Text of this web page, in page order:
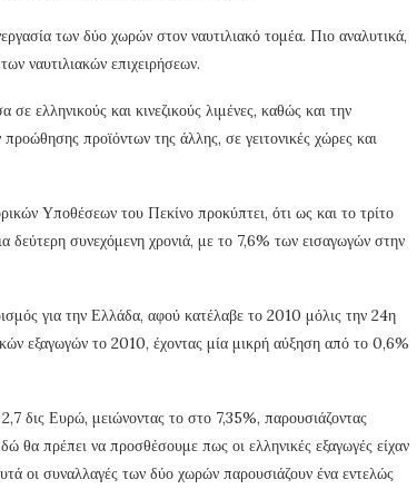
των δύο χωρών στον ναυτιλιακό τομέα. Πιο αναλυτικά,
ναυτιλιακών επιχειρήσεων.
ελληνικούς και κινεζικούς λιμένες, καθώς και την
προϊόντων της άλλης, σε γειτονικές χώρες και
Υποθέσεων του Πεκίνο προκύπτει, ότι ως και το τρίτο
δεύτερη συνεχόμενη χρονιά, με το 7,6% των εισαγωγών στην
για την Ελλάδα, αφού κατέλαβε το 2010 μόλις την 24η
εξαγωγών το 2010, έχοντας μία μικρή αύξηση από το 0,6%
δις Ευρώ, μειώνοντας το στο 7,35%, παρουσιάζοντας
πρέπει να προσθέσουμε πως οι ελληνικές εξαγωγές είχαν
οι συναλλαγές των δύο χωρών παρουσιάζουν ένα εντελώς